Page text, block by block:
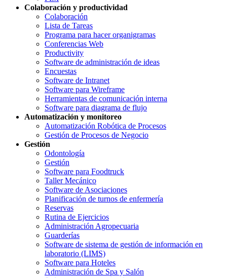
Colaboración y productividad
Colaboración
Lista de Tareas
Programa para hacer organigramas
Conferencias Web
Productivity
Software de administración de ideas
Encuestas
Software de Intranet
Software para Wireframe
Herramientas de comunicación interna
Software para diagrama de flujo
Automatización y monitoreo
Automatización Robótica de Procesos
Gestión de Procesos de Negocio
Gestión
Odontología
Gestión
Software para Foodtruck
Taller Mecánico
Software de Asociaciones
Planificación de turnos de enfermería
Reservas
Rutina de Ejercicios
Administración Agropecuaria
Guarderías
Software de sistema de gestión de información en
laboratorio (LIMS)
Software para Hoteles
Administración de Spa y Salón